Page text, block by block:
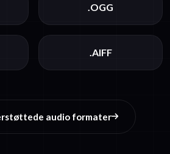
.OGG
.AIFF
audio formater